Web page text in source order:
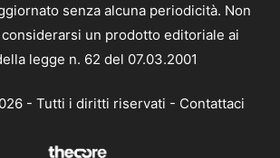
senza alcuna periodicità. Non
un prodotto editoriale ai
legge n. 62 del 07.03.2001
- Tutti i diritti riservati - Contattaci